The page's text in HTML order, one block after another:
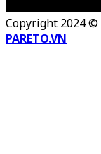
Copyright 2024 ©
PARETO.VN